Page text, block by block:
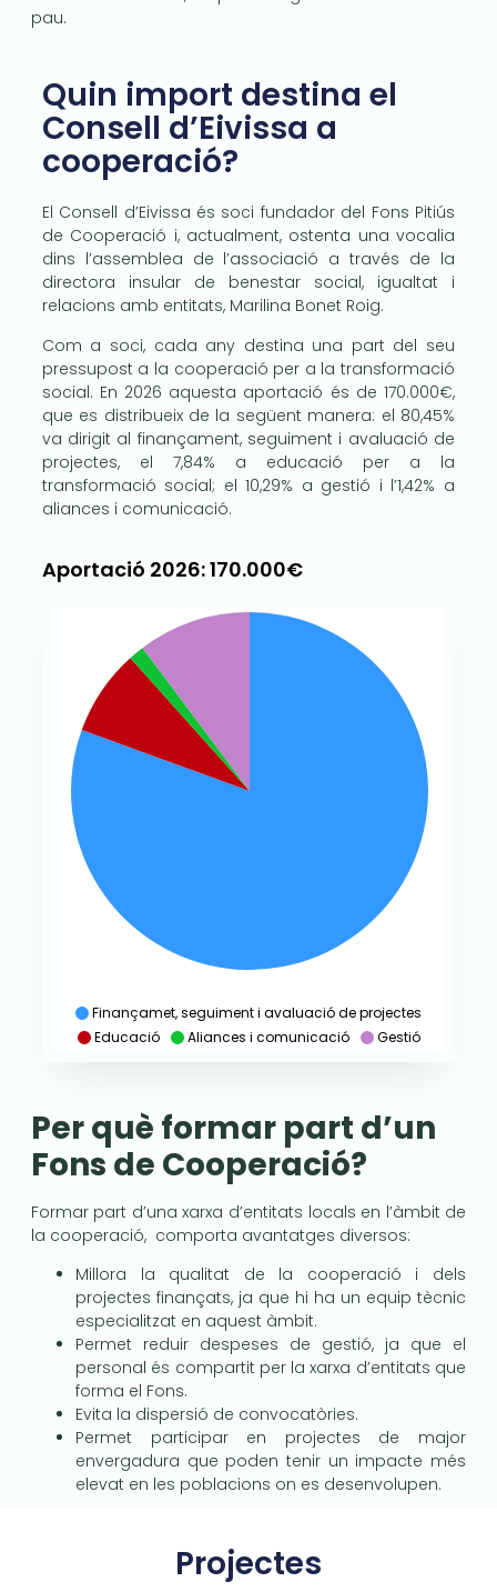
pau.
Quin import destina el
Consell d’Eivissa a
cooperació?
El Consell d’Eivissa és soci fundador del Fons Pitiús
de Cooperació i, actualment, ostenta una vocalia
dins l’assemblea de l’associació a través de la
directora insular de benestar social, igualtat i
relacions amb entitats, Marilina Bonet Roig.
Com a soci, cada any destina una part del seu
pressupost a la cooperació per a la transformació
social. En 2026 aquesta aportació és de 170.000€,
que es distribueix de la següent manera: el 80,45%
va dirigit al finançament, seguiment i avaluació de
projectes, el 7,84% a educació per a la
transformació social; el 10,29% a gestió i l’1,42% a
aliances i comunicació.
Aportació 2026: 170.000€
Finançamet, seguiment i avaluació de projectes
Educació
Aliances i comunicació Gestió
Per què formar part d’un
Fons de Cooperació?
Formar part d’una xarxa d’entitats locals en l’àmbit de
la cooperació, comporta avantatges diversos:
Millora la qualitat de la cooperació i dels
projectes finançats, ja que hi ha un equip tècnic
especialitzat en aquest àmbit.
Permet reduir despeses de gestió, ja que el
personal és compartit per la xarxa d’entitats que
forma el Fons.
Evita la dispersió de convocatòries.
Permet participar en projectes de major
envergadura que poden tenir un impacte més
elevat en les poblacions on es desenvolupen.
Projectes